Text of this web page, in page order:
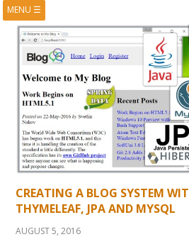
MENU ☰
HOME
BOOKS
RESEARCH
CONTACTS
CREATING A BLOG SYSTEM
THYMELEAF, JPA AND MYSQL
AUGUST 5, 2016